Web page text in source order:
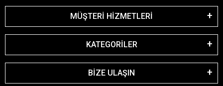
MÜŞTERİ HİZMETLERİ
KATEGORİLER
BİZE ULAŞIN